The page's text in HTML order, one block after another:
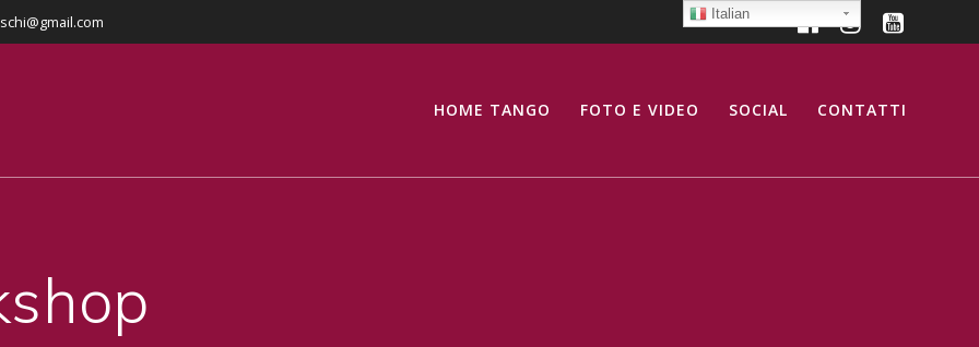
HOME TANGO FOTO E VIDEO SOCIAL CONTATTI
Italian